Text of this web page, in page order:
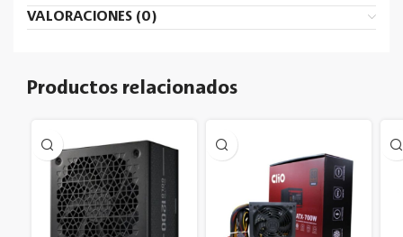
VALORACIONES (0)
Productos relacionados